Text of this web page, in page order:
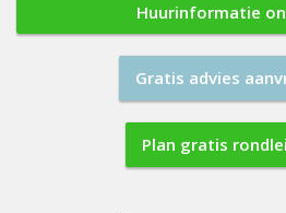
Huurinformatie
Gratis advies
Plan gratis